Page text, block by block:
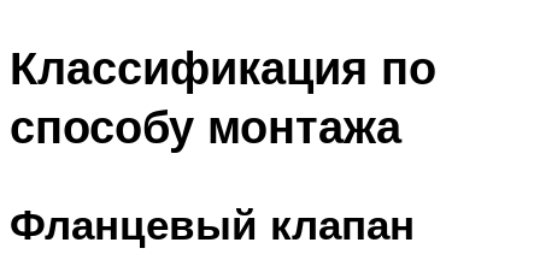
Классификация по
способу монтажа
Фланцевый клапан